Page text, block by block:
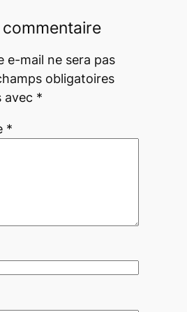
e-mail ne sera pas
obligatoires
avec *
*